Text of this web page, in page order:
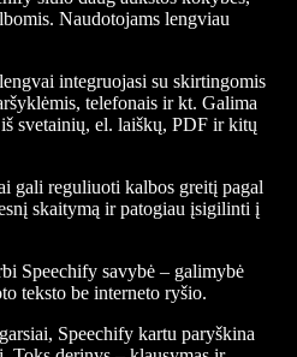
Naudotojams lengviau
integruojasi su skirtingomis
telefonais ir kt. Galima
svetainių, el. laiškų, PDF ir kitų
gali reguliuoti kalbos greitį pagal
skaitymą ir patogiau įsigilinti į
Speechify savybė – galimybė
teksto be interneto ryšio.
Speechify kartu paryškina